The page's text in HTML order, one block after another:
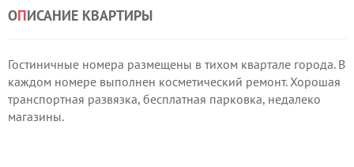
ОПИСАНИЕ КВАРТИРЫ
Гостиничные номера размещены в тихом квартале города. В
каждом номере выполнен косметический ремонт. Хорошая
транспортная развязка, бесплатная парковка, недалеко
магазины.